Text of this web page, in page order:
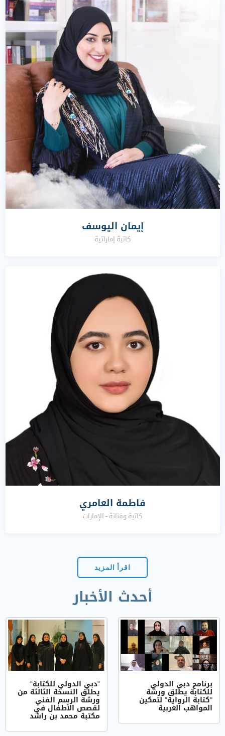
إيمان اليوسف
كاتبة إماراتية
فاطمة العامري
كاتبة وفنانة - الإمارات
اقرأ المزيد
أحدث الأخبار
برنامج دبي الدولي
للكتابة يطلق ورشة
"كتابة الرواية" لتمكين
المواهب العربية
"دبي الدولي للكتابة"
يطلق النسخة الثالثة من
ورشة الرسم الفني
لقصص الأطفال في
مكتبة محمد بن راشد